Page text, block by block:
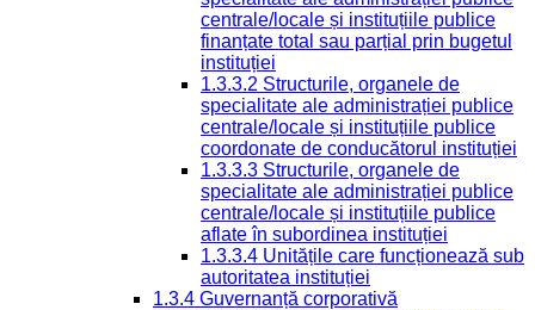
centrale/locale și instituțiile publice
finanțate total sau parțial prin bugetul
instituției
1.3.3.2 Structurile, organele de
specialitate ale administrației publice
centrale/locale și instituțiile publice
coordonate de conducătorul instituției
1.3.3.3 Structurile, organele de
specialitate ale administrației publice
centrale/locale și instituțiile publice
aflate în subordinea instituției
1.3.3.4 Unitățile care funcționează sub
autoritatea instituției
1.3.4 Guvernanță corporativă